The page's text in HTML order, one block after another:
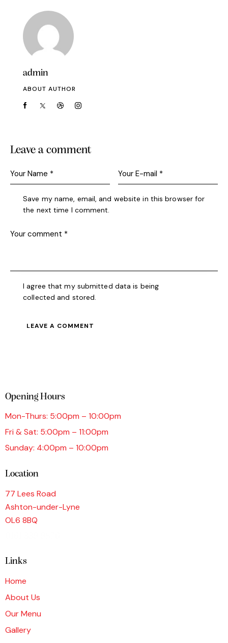
admin
ABOUT AUTHOR
Leave a comment
Save my name, email, and website in this browser for
the next time I comment.
I agree that my submitted data is being
collected and stored.
Opening Hours
Mon-Thurs: 5:00pm – 10:00pm
Fri & Sat: 5:00pm – 11:00pm
Sunday: 4:00pm – 10:00pm
Location
77 Lees Road
Ashton-under-Lyne
OL6 8BQ
Links
Home
About Us
Our Menu
Gallery